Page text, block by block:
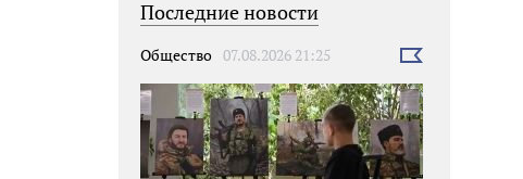
Последние новости
Общество 07.08.2026 21:25
Выбрать